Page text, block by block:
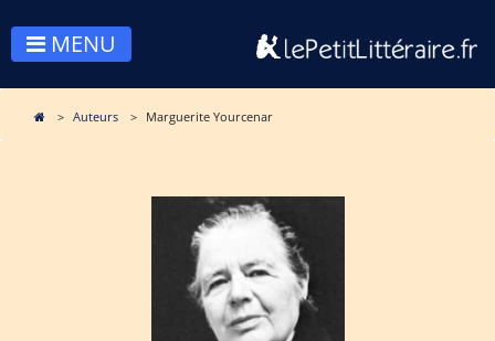
MENU
Auteurs Marguerite Yourcenar